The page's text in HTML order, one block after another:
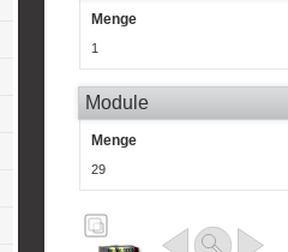
Menge
1
Module
Menge
29